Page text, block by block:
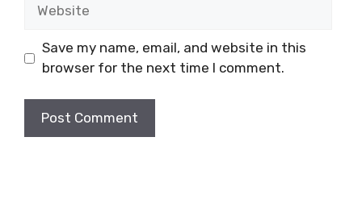
Save my name, email, and website in this
browser for the next time I comment.